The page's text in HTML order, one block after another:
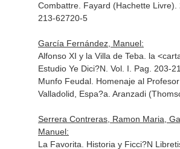
Combattre. Fayard (Hachette Livre).
213-62720-5
García Fernández, Manuel:
Alfonso XI y la Villa de Teba. la
Estudio Ye Dici?N. Vol. I. Pag. 203-
Munfo Feudal. Homenaje al
Valladolid, Espa?a. Aranzadi
Serrera Contreras, Ramon Maria,
Manuel:
La Favorita. Historia y Ficci?N